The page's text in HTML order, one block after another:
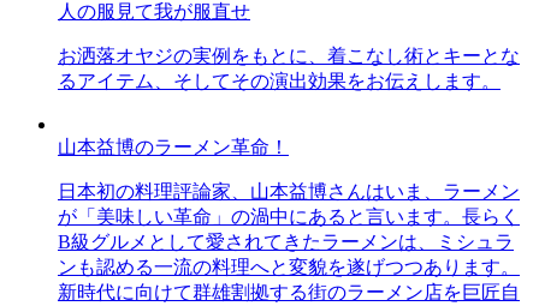
人の服見て我が服直せ
お洒落オヤジの実例をもとに、着こなし術とキーとな
るアイテム、そしてその演出効果をお伝えします。
山本益博のラーメン革命！
日本初の料理評論家、山本益博さんはいま、ラーメン
が「美味しい革命」の渦中にあると言います。長らく
B級グルメとして愛されてきたラーメンは、ミシュラ
ンも認める一流の料理へと変貌を遂げつつあります。
新時代に向けて群雄割拠する街のラーメン店を巨匠自